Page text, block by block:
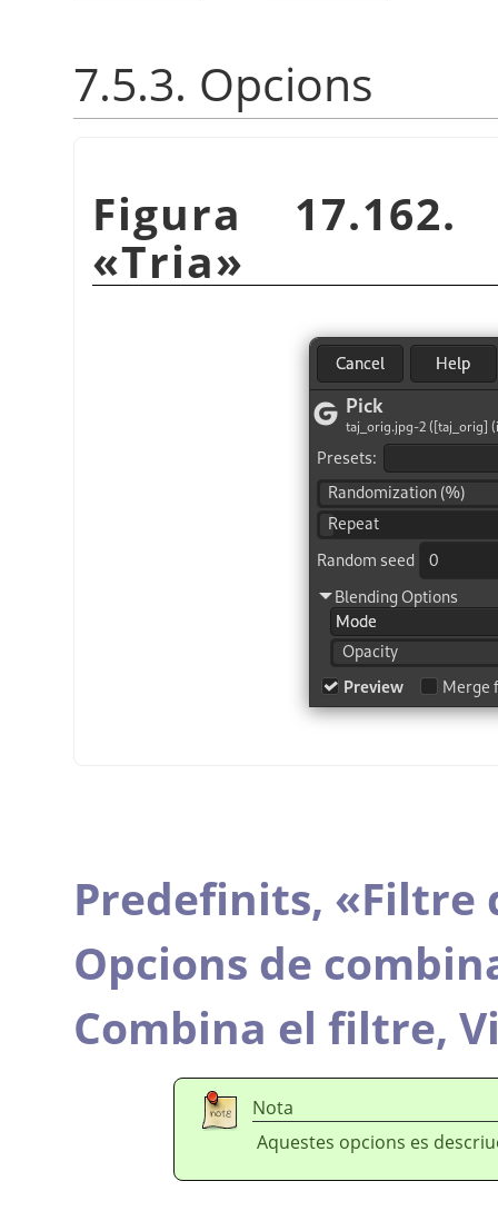
7.5.3. Opcions
Figura
«Tria»
Predefinits, «Filtre
Opcions de
Combina el filtre,
Nota
Aquestes opcions es